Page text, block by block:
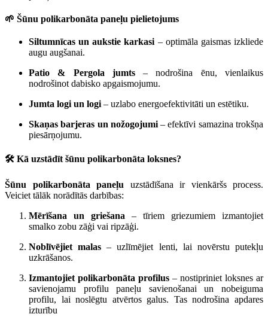
🌱 Šūnu polikarbonāta paneļu pielietojums
Siltumnīcas un aukstie karkasi – optimāla gaismas izkliede
augu augšanai.
Patio & Pergola jumts– nodrošina ēnu, vienlaikus
nodrošinot dabisko apgaismojumu.
Jumta logi un logi – uzlabo energoefektivitāti un estētiku.
Skaņas barjeras un nožogojumi– efektīvi samazina trokšņa
piesārņojumu.
🛠️ Kā uzstādīt šūnu polikarbonāta loksnes?
Šūnu polikarbonāta paneļu uzstādīšana ir vienkāršs process.
Veiciet tālāk norādītās darbības:
Mērīšana un griešana – tīriem griezumiem izmantojiet
smalko zobu zāģi vai ripzāģi.
Noblīvējiet malas – uzlīmējiet lenti, lai novērstu putekļu
uzkrāšanos.
Izmantojiet polikarbonāta profilus – nostipriniet loksnes ar
savienojamu profilu paneļu savienošanai un nobeiguma
profilu, lai noslēgtu atvērtos galus. Tas nodrošina apdares
izturību